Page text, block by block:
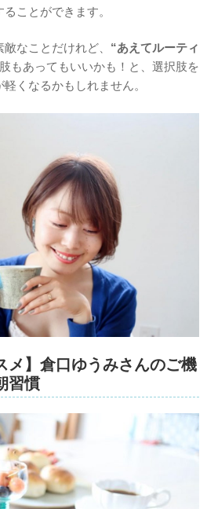
ことができます。
なことだけれど、 “あえてルーティ
もあってもいいかも！と、選択肢を
くなるかもしれません。
メ】倉口ゆうみさんのご機
習慣